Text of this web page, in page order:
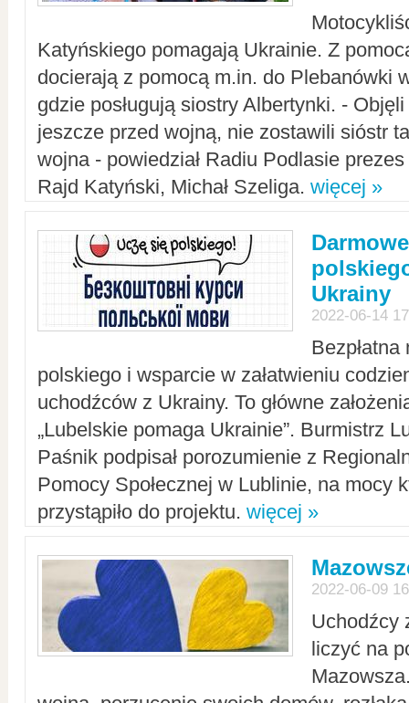
Katyńskiego pomagają Ukrainie. Z
docierają z pomocą m.in. do Plebanówki
gdzie posługują siostry Albertynki. -
jeszcze przed wojną, nie zostawili sióstr
wojna - powiedział Radiu Podlasie
Rajd Katyński, Michał Szeliga. więcej »
Ukrainy
2022-06-14
polskiego i wsparcie w załatwieniu
uchodźców z Ukrainy. To główne
„Lubelskie pomaga Ukrainie”. Burmistrz
Paśnik podpisał porozumienie z
Pomocy Społecznej w Lublinie, na mocy
przystąpiło do projektu. więcej »
2022-06-09
Uchodźcy
liczyć na